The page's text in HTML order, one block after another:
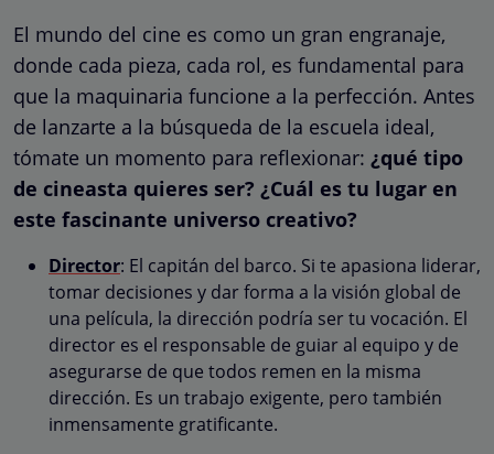
El mundo del cine es como un gran engranaje,
donde cada pieza, cada rol, es fundamental para
que la maquinaria funcione a la perfección. Antes
de lanzarte a la búsqueda de la escuela ideal,
tómate un momento para reflexionar: ¿qué tipo
de cineasta quieres ser? ¿Cuál es tu lugar en
este fascinante universo creativo?
Director: El capitán del barco. Si te apasiona liderar,
tomar decisiones y dar forma a la visión global de
una película, la dirección podría ser tu vocación. El
director es el responsable de guiar al equipo y de
asegurarse de que todos remen en la misma
dirección. Es un trabajo exigente, pero también
inmensamente gratificante.